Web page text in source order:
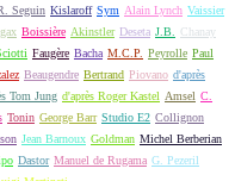
Seguin Kislaroff Sym Alain Lynch Vaissier
Boissière Akinstler Deseta J.B.
Chanay
Faugère Bacha M.C.P. Peyrolle Paul
Beaugendre Bertrand Piovano d'après
Tom Jung d'après Roger Kastel Amsel C.
Tonin George Barr Studio E2 Collignon
Jean Barnoux Goldman Michel Berberian
Dastor Manuel de Rugama G. Pezeril